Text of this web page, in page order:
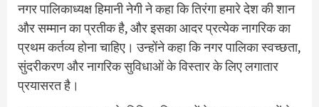
नगर पालिकाध्यक्ष हिमानी नेगी ने कहा कि तिरंगा हमारे देश की शान
और सम्मान का प्रतीक है, और इसका आदर प्रत्येक नागरिक का
प्रथम कर्तव्य होना चाहिए। उन्होंने कहा कि नगर पालिका स्वच्छता,
सुंदरीकरण और नागरिक सुविधाओं के विस्तार के लिए लगातार
प्रयासरत है।